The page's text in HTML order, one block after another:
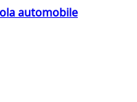
automobile